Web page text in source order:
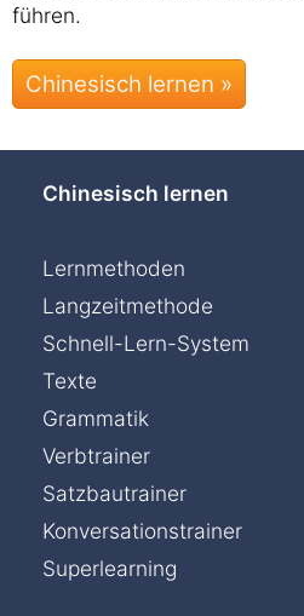
führen.
Chinesisch lernen »
Chinesisch lernen
Lernmethoden
Langzeitmethode
Schnell-Lern-System
Texte
Grammatik
Verbtrainer
Satzbautrainer
Konversationstrainer
Superlearning